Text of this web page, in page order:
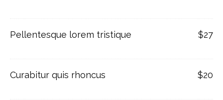
$27
Pellentesque lorem tristique
$20
Curabitur quis rhoncus